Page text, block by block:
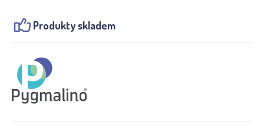
Produkty skladem